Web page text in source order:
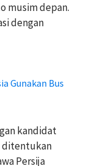
musim depan.
dengan
Gunakan Bus
kandidat
ditentukan
Persija